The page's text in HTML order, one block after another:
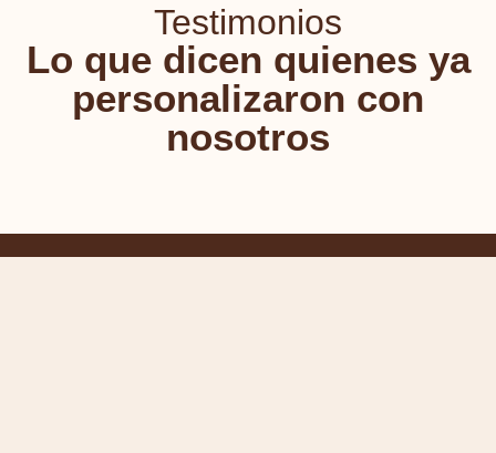
Testimonios
Lo que dicen quienes ya
personalizaron con
nosotros